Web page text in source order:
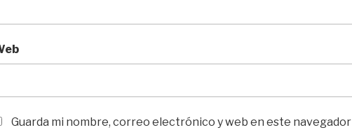
Guarda mi nombre, correo electrónico y web en este navegador